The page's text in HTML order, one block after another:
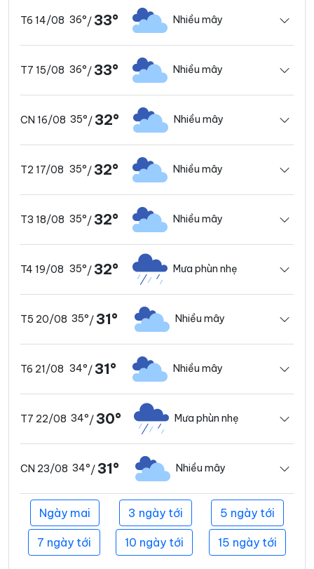
T6 14/08 36°/33° Nhiều mây
T7 15/08 36°/33° Nhiều mây
CN 16/08 35°/32° Nhiều mây
T2 17/08 35°/32° Nhiều mây
T3 18/08 35°/32° Nhiều mây
T4 19/08 35°/32° Mưa phùn nhẹ
T5 20/08 35°/31° Nhiều mây
T6 21/08 34°/31° Nhiều mây
T7 22/08 34°/30° Mưa phùn nhẹ
CN 23/08 34°/31° Nhiều mây
Ngày mai 3 ngày tới 5 ngày tới
7 ngày tới 10 ngày tới 15 ngày tới